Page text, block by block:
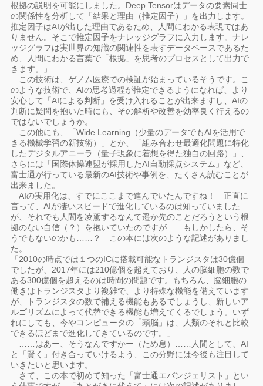
根拠の説明を可能にしました。Deep Tensorはデータの要素同士
の関係性を分析して「結果と理由（推定因子）」を出力します。
推定因子はAIが出した理由であるため、人間にわかる表現ではあ
りません。そこで推定因子をナレッジグラフに入力します。ナレ
ッジグラフは実世界の知識の関連性を表すデータベースであるた
め、人間にわかる言葉で「根拠」を思考のプロセスとして出力で
きます。」
この技術は、ゲノム医療での検証が始まっているそうです。こ
のような技術で、AIの思考過程が推定できるようになれば、より
安心して「AIによる判断」を受け入れることが出来ますし、AIの
判断に疑問を抱いた時にも、その解析や改善を効率良く行えるの
ではないでしょうか。
この他にも、「Wide Learning（少量のデータでもAIを活用で
きる機械学習の新技術）」とか、「組み合わせ最適化問題に特化
したデジタルアニーラ（量子現象に着想を得た独自の回路）」、
さらには「国際体操連盟が採用したAI自動採点システム」など、
富士通が行っている最新のAI技術や事例を、たくさん読むことが
出来ました。
AIの実用化は、すでにここまで進んでいたんですね！ 正直に
言って、AIが凄いスピードで進化しているのは知っていました
が、それでも人間を凌駕するなんて遥か先のことだろうという根
拠のない自信（？）を抱いていたのですが……もしかしたら、そ
うでもないのかも……？ この本には次のような記述がありまし
た。
「2010の時点では１つのICに搭載可能なトランジスタは30億個
でしたが、2017年には210億個を超えており、人の脳細胞の数で
ある300億個を超えるのは時間の問題です。もちろん、脳細胞の
働きはトランジスタより複雑で、より特殊な機能を備えています
が、トランジスタの数で補える機能もあるでしょうし、新しいア
ルゴリズムによって代替できる機能も増えてくるでしょう。いず
れにしても、今やコンピュータの「頭脳」は、人類のそれと比較
できるほどまで進化してきているのです。」
……はあー、そうなんですかー（ため息）……人間として、AI
と「賢く」付き合っていけるよう、この分野には今後も注目して
いきたいと思います。
さて、この本で初めて知った「富士通エバンジェリスト」とい